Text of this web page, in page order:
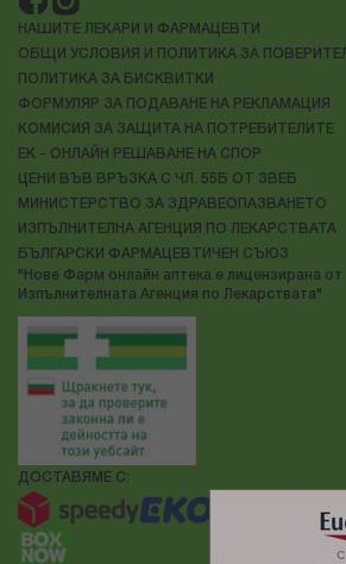
НАШИТЕ ЛЕКАРИ И ФАРМАЦЕВТИ
ОБЩИ УСЛОВИЯ И ПОЛИТИКА ЗА
ПОЛИТИКА ЗА БИСКВИТКИ
ФОРМУЛЯР ЗА ПОДАВАНЕ НА РЕКЛАМАЦИЯ
КОМИСИЯ ЗА ЗАЩИТА НА ПОТРЕБИТЕЛИТЕ
ЕК - ОНЛАЙН РЕШАВАНЕ НА СПОР
ЦЕНИ ВЪВ ВРЪЗКА С ЧЛ. 55Б ОТ ЗВЕБ
МИНИСТЕРСТВО ЗА ЗДРАВЕОПАЗВАНЕТО
ИЗПЪЛНИТЕЛНА АГЕНЦИЯ ПО ЛЕКАРСТВАТА
БЪЛГАРСКИ ФАРМАЦЕВТИЧЕН СЪЮЗ
"Нове Фарм онлайн аптека е лицензирана от
Изпълнителната Агенция по Лекарствата"
ДОСТАВЯМЕ С: